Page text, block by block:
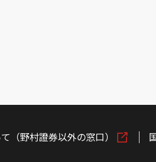
（野村證券以外の窓口）